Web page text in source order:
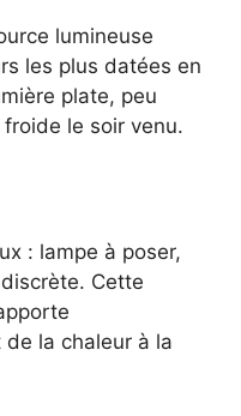
lumineuse
les plus datées en
plate, peu
le soir venu.
: lampe à poser,
Cette
la chaleur à la